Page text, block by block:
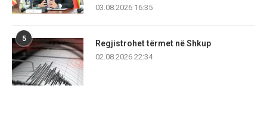
03.08.2026 16:35
5
Regjistrohet tërmet në Shkup
02.08.2026 22:34